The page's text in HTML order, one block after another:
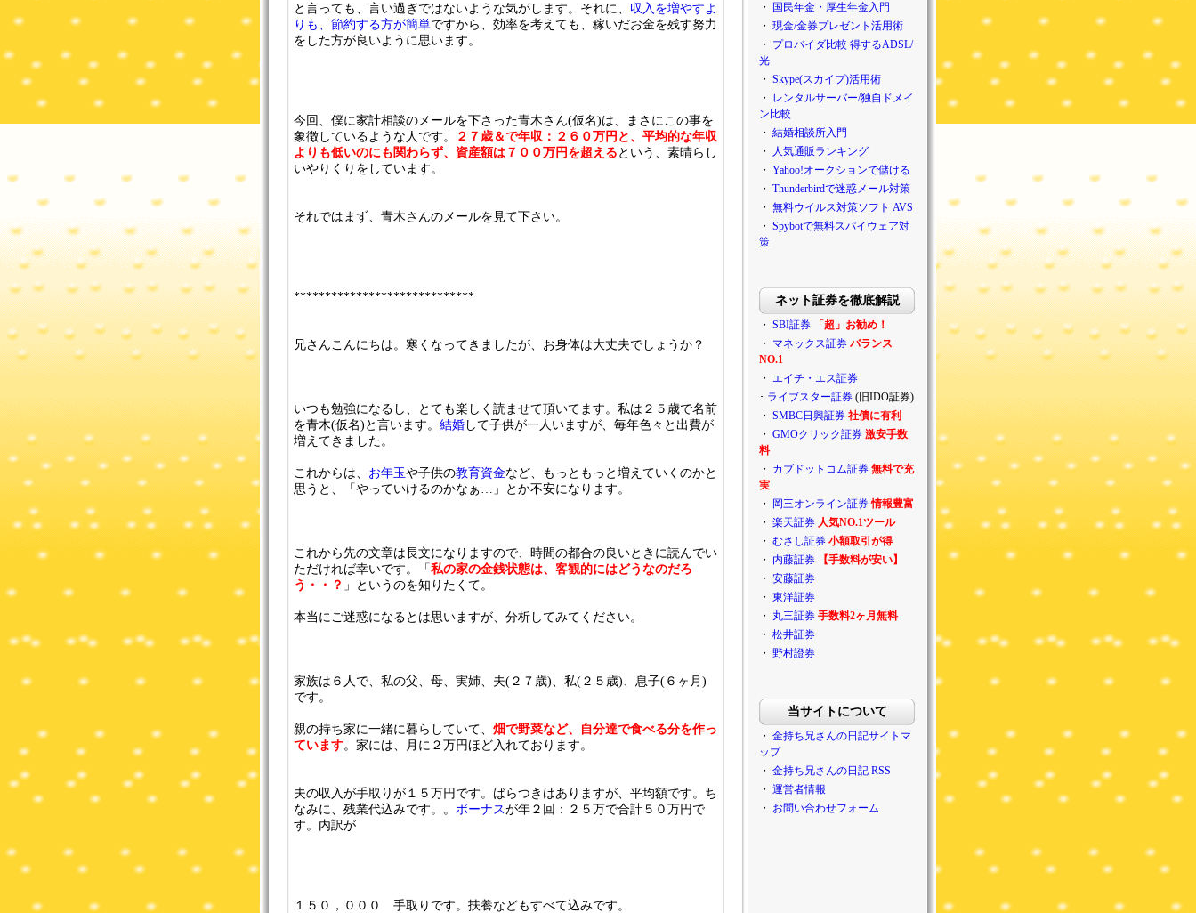
と言っても、言い過ぎではないような気がします。それに、 収入を増やすよ
りも、節約する方が簡単ですから、効率を考えても、稼いだお金を残す努力
をした方が良いように思います。
今回、僕に家計相談のメールを下さった青木さん(仮名)は、まさにこの事を
象徴しているような人です。
２７歳＆で年収：２６０万円と、平均的な年収
よりも低いのにも関わらず、資産額は７００万円を超える という、素晴らし
いやりくりをしています。
それではまず、青木さんのメールを見て下さい。
*****************************
兄さんこんにちは。寒くなってきましたが、お身体は大丈夫でしょうか？
いつも勉強になるし、とても楽しく読ませて頂いてます。私は２５歳で名前
を青木(仮名)と言います。 結婚 して子供が一人いますが、毎年色々と出費が
増えてきました。
これからは、 お年玉や子供の教育資金など、もっともっと増えていくのかと
思うと、「やっていけるのかなぁ…」とか不安になります。
これから先の文章は長文になりますので、時間の都合の良いときに読んでい
ただければ幸いです。「 私の家の金銭状態は、客観的にはどうなのだろ
う・・？ 」というのを知りたくて。
本当にご迷惑になるとは思いますが、分析してみてください。
家族は６人で、私の父、母、実姉、夫(２７歳)、私(２５歳)、息子(６ヶ月)
です。
親の持ち家に一緒に暮らしていて、 畑で野菜など、自分達で食べる分を作っ
ています。家には、月に２万円ほど入れております。
夫の収入が手取りが１５万円です。ばらつきはありますが、平均額です。ち
なみに、残業代込みです。。 ボーナスが年２回：２５万で合計５０万円で
す。内訳が
１５０，０００ 手取りです。扶養などもすべて込みです。
・
国民年金・厚生年金入門
・ 現金/金券プレゼント活用術
・ プロバイダ比較 得するADSL/
光
・ Skype(スカイプ)活用術
・ レンタルサーバー/独自ドメイ
ン比較
・ 結婚相談所入門
・
人気通販ランキング
・ Yahoo!オークションで儲ける
・ Thunderbirdで迷惑メール対策
・ 無料ウイルス対策ソフト AVS
・ Spybotで無料スパイウェア対
策
ネット証券を徹底解説
・ SBI証券
「超」お勧め！
・ マネックス証券 バランス
NO.1
・ エイチ・エス証券
･ ライブスター証券 (旧IDO証券)
・ SMBC日興証券 社債に有利
・ GMOクリック証券 激安手数
料
・ カブドットコム証券 無料で充
実
・
岡三オンライン証券 情報豊富
・ 楽天証券 人気NO.1ツール
・ むさし証券 小額取引が得
・ 内藤証券
【手数料が安い】
・ 安藤証券
・ 東洋証券
・ 丸三証券 手数料2ヶ月無料
・ 松井証券
・ 野村證券
当サイトについて
・ 金持ち兄さんの日記サイトマ
ップ
・ 金持ち兄さんの日記 RSS
・ 運営者情報
・ お問い合わせフォーム